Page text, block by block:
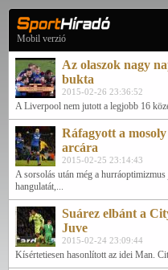
Mobil verzió
Az olaszok nagy
bukta
2015-02-26 23:36:52
A Liverpool nem jutott a legjobb 16
Ráfagyott a
arcára
2015-02-25 23:14:43
A sorsolás után még a
hangulatát,...
Suárez elbánt a
Juve
2015-02-24 23:09:44
Kísértetiesen hasonlított az idei Man.